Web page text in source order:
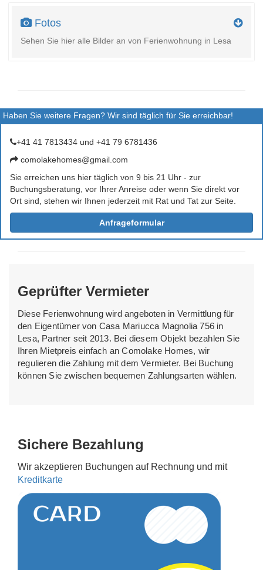
Fotos
Sehen Sie hier alle Bilder an von Ferienwohnung in Lesa
Haben Sie weitere Fragen? Wir sind täglich für Sie erreichbar!
+41 41 7813434 und +41 79 6781436
comolakehomes@gmail.com
Sie erreichen uns hier täglich von 9 bis 21 Uhr - zur
Buchungsberatung, vor Ihrer Anreise oder wenn Sie direkt vor
Ort sind, stehen wir Ihnen jederzeit mit Rat und Tat zur Seite.
Anfrageformular
Geprüfter Vermieter
Diese Ferienwohnung wird angeboten in Vermittlung für
den Eigentümer von Casa Mariucca Magnolia 756 in
Lesa, Partner seit 2013. Bei diesem Objekt bezahlen Sie
Ihren Mietpreis einfach an Comolake Homes, wir
regulieren die Zahlung mit dem Vermieter. Bei Buchung
können Sie zwischen bequemen Zahlungsarten wählen.
Sichere Bezahlung
Wir akzeptieren Buchungen auf Rechnung und mit
Kreditkarte